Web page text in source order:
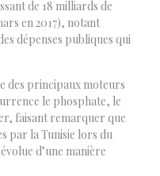
de 18 milliards de
en 2017), notant
dépenses publiques qui
des principaux moteurs
le phosphate, le
faisant remarquer que
par la Tunisie lors du
d’une manière